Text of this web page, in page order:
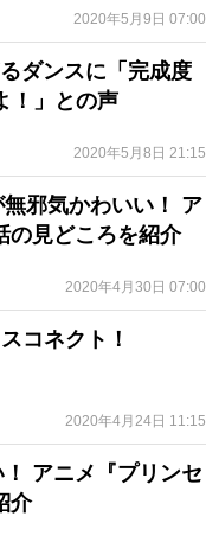
2020年5月9日 07:00
ダンスに「完成度
！」との声
2020年5月8日 21:15
邪気かわいい！ ア
の見どころを紹介
2020年4月30日 07:00
コネクト！
2020年4月24日 11:15
アニメ『プリンセ
介